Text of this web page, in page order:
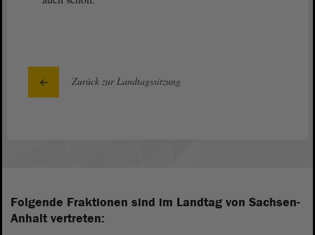
Zurück zur Landtagssitzung
Folgende Fraktionen sind im Landtag von Sachsen-
Anhalt vertreten: